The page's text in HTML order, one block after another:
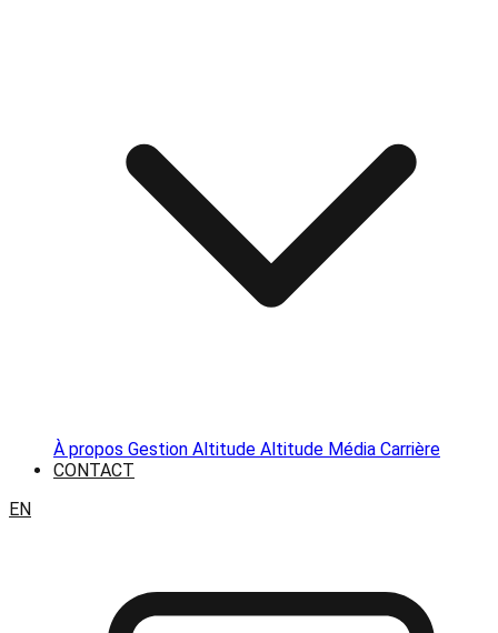
À propos Gestion Altitude Altitude Média Carrière
CONTACT
EN